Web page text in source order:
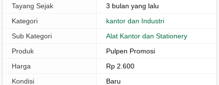
Tayang Sejak
3 bulan yang lalu
Kategori
kantor dan Industri
Sub Kategori
Alat Kantor dan Stationery
Produk
Pulpen Promosi
Harga
Rp 2.600
Kondisi
Baru